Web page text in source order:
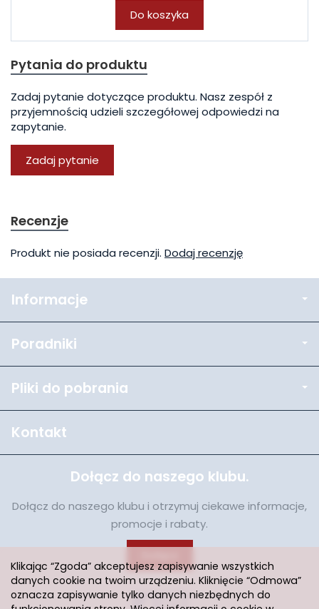
Do koszyka
Pytania do produktu
Zadaj pytanie dotyczące produktu. Nasz zespół z
przyjemnością udzieli szczegółowej odpowiedzi na
zapytanie.
Zadaj pytanie
Recenzje
Produkt nie posiada recenzji. Dodaj recenzję
Informacje
Poradniki
Pliki do pobrania
Kontakt
Dołącz do naszego klubu.
Dołącz do naszego klubu i otrzymuj ciekawe informacje,
promocje i rabaty.
Klikając “Zgoda” akceptujesz zapisywanie wszystkich
danych cookie na twoim urządzeniu. Kliknięcie “Odmowa”
oznacza zapisywanie tylko danych niezbędnych do